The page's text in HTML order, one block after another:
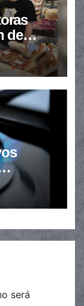
de
el
será